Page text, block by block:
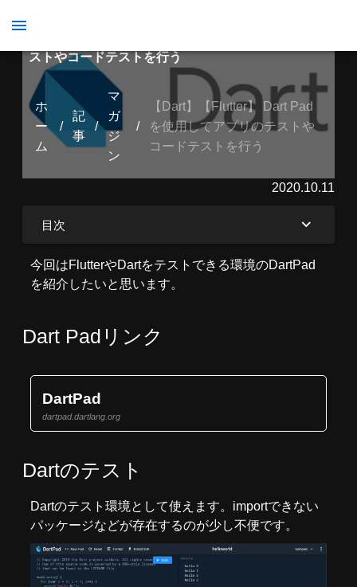
ストやコードテストを行う
ホ
ー
ム
/
記
事
/
マ
ガ
ジ
ン
/
【Dart】【Flutter】 Dart Pad
を使用してアプリのテストや
コードテストを行う
2020.10.11
目次
今回はFlutterやDartをテストできる環境のDartPad
を紹介したいと思います。
Dart Padリンク
DartPad
dartpad.dartlang.org
Dartのテスト
Dartのテスト環境として使えます。importできない
パッケージなどが存在するのが少し不便です。